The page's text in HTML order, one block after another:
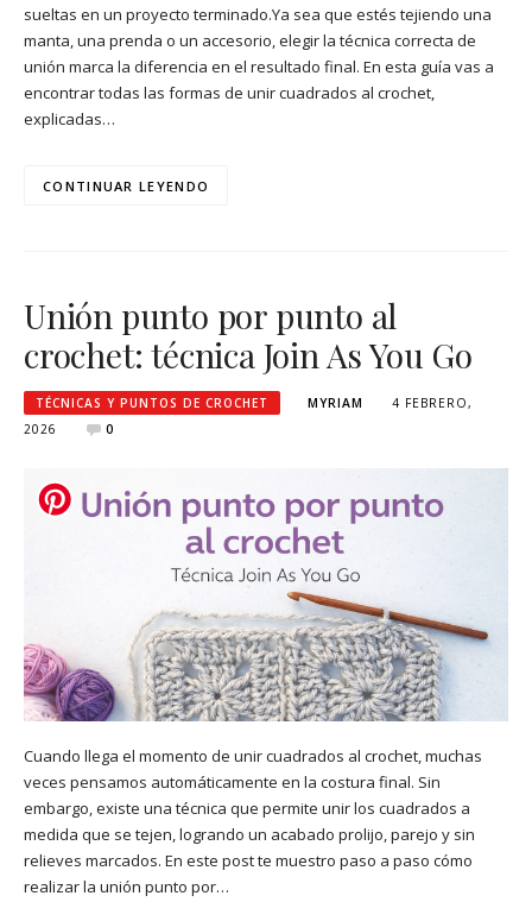
sueltas en un proyecto terminado.Ya sea que estés tejiendo una
manta, una prenda o un accesorio, elegir la técnica correcta de
unión marca la diferencia en el resultado final. En esta guía vas a
encontrar todas las formas de unir cuadrados al crochet,
explicadas…
CONTINUAR LEYENDO
Unión punto por punto al
crochet: técnica Join As You Go
TÉCNICAS Y PUNTOS DE CROCHET MYRIAM
4 FEBRERO,
2026
0
Cuando llega el momento de unir cuadrados al crochet, muchas
veces pensamos automáticamente en la costura final. Sin
embargo, existe una técnica que permite unir los cuadrados a
medida que se tejen, logrando un acabado prolijo, parejo y sin
relieves marcados. En este post te muestro paso a paso cómo
realizar la unión punto por…